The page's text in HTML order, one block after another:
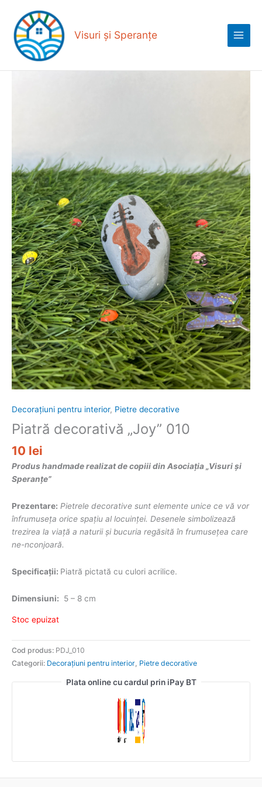
content
Visuri și Speranțe
Menu
Decorațiuni pentru interior, Pietre decorative
Piatră decorativă „Joy” 010
10 lei
Produs handmade realizat de copiii din Asociația „Visuri și
Speranțe”
Prezentare: Pietrele decorative sunt elemente unice ce vă vor
înfrumuseța orice spațiu al locuinței. Desenele simbolizează
trezirea la viață a naturii și bucuria regăsită în frumusețea care
ne-nconjoară.
Specificații: Piatră pictată cu culori acrilice.
Dimensiuni: 5 – 8 cm
Stoc epuizat
Cod produs: PDJ_010
Categorii: Decorațiuni pentru interior Pietre decorative
Plata online cu cardul prin iPay BT